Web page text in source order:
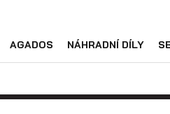
AGADOS NÁHRADNÍ DÍLY